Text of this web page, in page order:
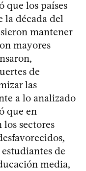
que los países
la década del
mantener
mayores
de
las
a lo analizado
que en
sectores
de
media,